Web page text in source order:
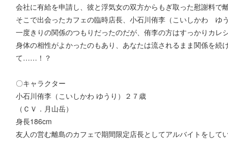
会社に有給を申請し、彼と浮気女の双方からもぎ取った慰謝料で
そこで出会ったカフェの臨時店長、小石川侑李（こいしかわ ゆ
一度きりの関係のつもりだったのだが、侑李の方はすっかりカレ
身体の相性がよかったのもあり、あなたは流されるまま関係を続
て……！？
〇キャラクター
小石川侑李（こいしかわ ゆうり）２７歳
（ＣＶ．月山岳）
身長186cm
友人の営む離島のカフェで期間限定店長としてアルバイトをして